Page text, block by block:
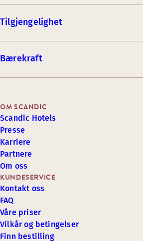
Tilgjengelighet
Bærekraft
KUNDESERVICE
Kontakt oss
FAQ
Våre priser
Vilkår og betingelser
Finn bestilling
OM SCANDIC
Scandic Hotels
Presse
Karriere
Partnere
Om oss